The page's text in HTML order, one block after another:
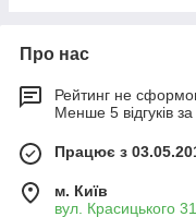
Про нас
Рейтинг не
Менше 5 відгуків за
Працює з
м. Київ
вул. Красицького